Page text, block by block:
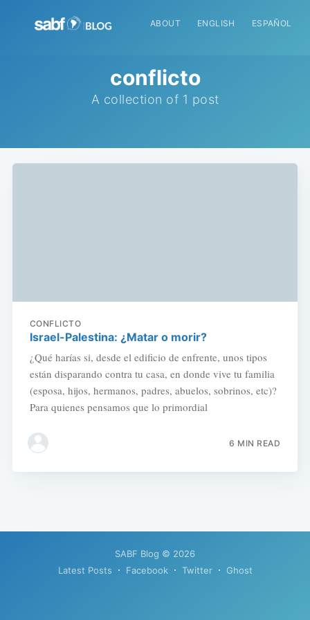
ABOUT ENGLISH ESPAÑOL
conflicto
A collection of 1 post
CONFLICTO
Israel-Palestina: ¿Matar o morir?
¿Qué harías si, desde el edificio de enfrente, unos tipos
están disparando contra tu casa, en donde vive tu familia
(esposa, hijos, hermanos, padres, abuelos, sobrinos, etc)?
Para quienes pensamos que lo primordial
6 MIN READ
SABF Blog © 2026
Latest Posts
Facebook Twitter Ghost